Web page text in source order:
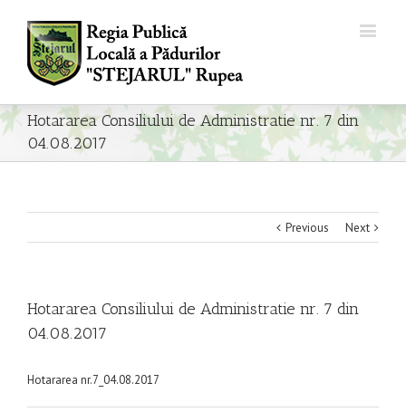
Hotararea Consiliului de Administratie nr. 7 din
04.08.2017
Previous Next
Hotararea Consiliului de Administratie nr. 7 din
04.08.2017
Hotararea nr.7_04.08.2017